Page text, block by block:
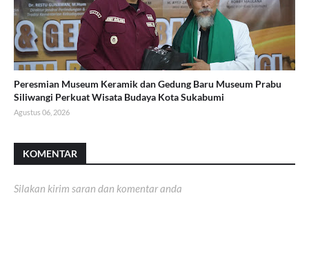
Peresmian Museum Keramik dan Gedung Baru Museum Prabu
Siliwangi Perkuat Wisata Budaya Kota Sukabumi
Agustus 06, 2026
KOMENTAR
Silakan kirim saran dan komentar anda